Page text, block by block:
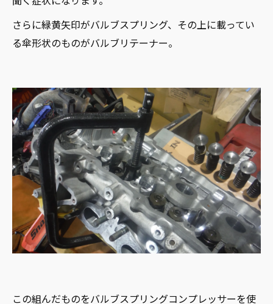
さらに緑黄矢印がバルブスプリング、その上に載ってい
る傘形状のものがバルブリテーナー。
この組んだものをバルブスプリングコンプレッサーを使